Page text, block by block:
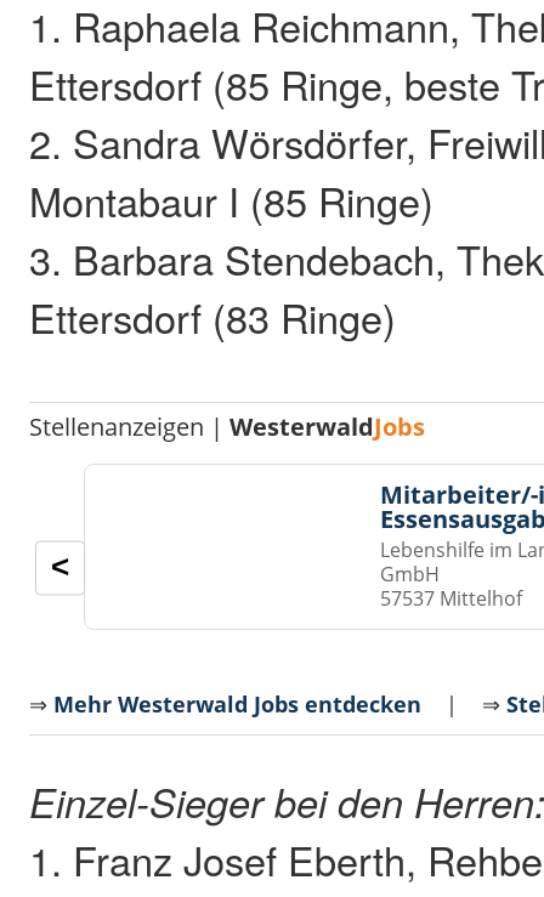
1. Raphaela Reichmann,
Ettersdorf (85 Ringe, beste
2. Sandra Wörsdörfer,
Montabaur I (85 Ringe)
3. Barbara Stendebach,
Ettersdorf (83 Ringe)
Stellenanzeigen |WesterwaldJobs
Lebenshilfe im
GmbH
57537 Mittelhof
<
⇒ Mehr Westerwald Jobs entdecken | ⇒
Einzel-Sieger bei den
1. Franz Josef Eberth,